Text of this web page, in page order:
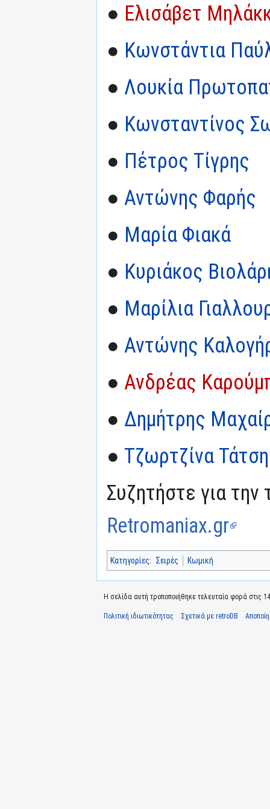
● Ελισάβετ
● Κωνστάντια
● Λουκία
● Κωνσταντίνος
● Πέτρος Τίγρης
● Αντώνης Φαρής
● Μαρία Φιακά
● Κυριάκος
● Μαρίλια
● Αντώνης
● Ανδρέας
● Δημήτρης
● Τζωρτζίνα Τάτση
Συζητήστε για την
Retromaniax.gr
Κατηγορίες: Σειρές Κωμική
Η σελίδα αυτή τροποποιήθηκε τελευταία φορά στις
Πολιτική ιδιωτικότητας Σχετικά με retroDB